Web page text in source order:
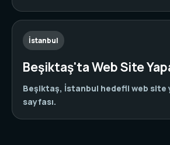
İstanbul
Beşiktaş'ta Web Site
Beşiktaş, İstanbul hedefli web site
sayfası.